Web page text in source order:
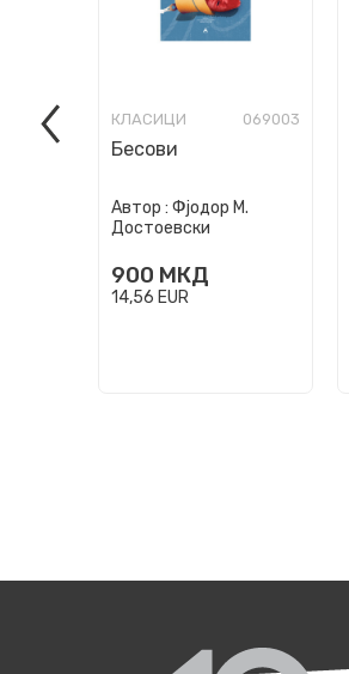
КЛАСИЦИ 069003
Бесови
Автор : Фјодор М.
Достоевски
900 МКД
14,56 EUR